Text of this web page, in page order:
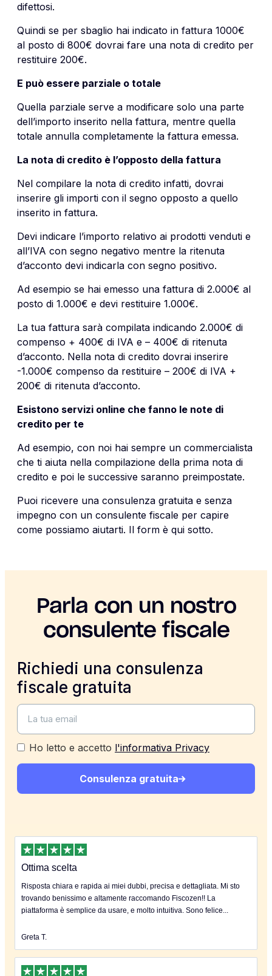
difettosi.
Quindi se per sbaglio hai indicato in fattura 1000€
al posto di 800€ dovrai fare una nota di credito per
restituire 200€.
E può essere parziale o totale
Quella parziale serve a modificare solo una parte
dell’importo inserito nella fattura, mentre quella
totale annulla completamente la fattura emessa.
La nota di credito è l’opposto della fattura
Nel compilare la nota di credito infatti, dovrai
inserire gli importi con il segno opposto a quello
inserito in fattura.
Devi indicare l’importo relativo ai prodotti venduti e
all’IVA con segno negativo mentre la ritenuta
d’acconto devi indicarla con segno positivo.
Ad esempio se hai emesso una fattura di 2.000€ al
posto di 1.000€ e devi restituire 1.000€.
La tua fattura sarà compilata indicando 2.000€ di
compenso + 400€ di IVA e – 400€ di ritenuta
d’acconto. Nella nota di credito dovrai inserire
-1.000€ compenso da restituire – 200€ di IVA +
200€ di ritenuta d’acconto.
Esistono servizi online che fanno le note di
credito per te
Ad esempio, con noi hai sempre un commercialista
che ti aiuta nella compilazione della prima nota di
credito e poi le successive saranno preimpostate.
Puoi ricevere una consulenza gratuita e senza
impegno con un consulente fiscale per capire
come possiamo aiutarti. Il form è qui sotto.
Parla con un nostro
consulente fiscale
Richiedi una consulenza
fiscale gratuita
Ho letto e accetto l'informativa Privacy
Consulenza gratuita
Ottima scelta
Risposta chiara e rapida ai miei dubbi, precisa e dettagliata. Mi sto
trovando benissimo e altamente raccomando Fiscozen!! La
piattaforma è semplice da usare, e molto intuitiva. Sono felice...
Greta T.